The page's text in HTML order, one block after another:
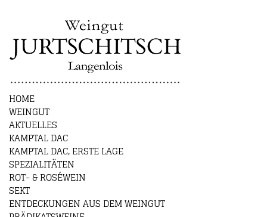
HOME
WEINGUT
AKTUELLES
KAMPTAL DAC
KAMPTAL DAC, ERSTE LAGE
SPEZIALITÄTEN
ROT- & ROSÉWEIN
SEKT
ENTDECKUNGEN AUS DEM WEINGUT